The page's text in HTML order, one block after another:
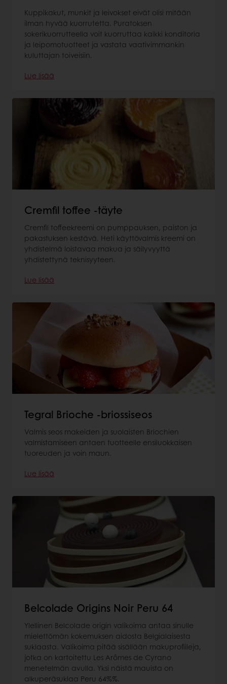
Kuppikakut, munkit ja leivokset eivät olisi mitään
ilman hyvää kuorrutetta. Puratoksen
sokerikuorrutteella voit kuorruttaa kaikki konditoria
ja leipomotuotteet ja vastata vaativimmankin
kuluttajan toiveisiin.
Lue lisää
Cremfil toffee -täyte
Cremfil toffeekreemi on pumppauksen, paiston ja
pakastuksen kestävä. Heti käyttövalmis kreemi on
yhdistelmä loistavaa makua ja säilyvyyttä
yhdistettynä teknisyyteen.
Lue lisää
Tegral Brioche -briossiseos
Valmis seos makeiden ja suolaisten Briochien
valmistamiseen antaen tuotteelle ensiluokkaisen
tuoreuden ja voin maun.
Lue lisää
Belcolade Origins Noir Peru 64
Ylellinen Belcolade origin valikoima antaa sinulle
mielettömän kokemuksen aidosta Belgialaisesta
suklaasta. Valikoima pitää sisällään makuprofiileja,
jotka on kartoitettu Les Arômes de Cyrano
menetelmän avulla. Yksi näistä mauista on
alkuperäsuklaa Peru 64%%.